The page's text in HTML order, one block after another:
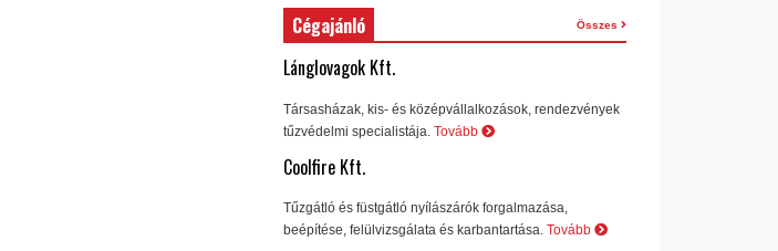
Cégajánló Összes
Lánglovagok Kft.
Társasházak, kis- és középvállalkozások, rendezvények
tűzvédelmi specialistája. Tovább
Coolfire Kft.
Tűzgátló és füstgátló nyílászárók forgalmazása,
beépítése, felülvizsgálata és karbantartása. Tovább